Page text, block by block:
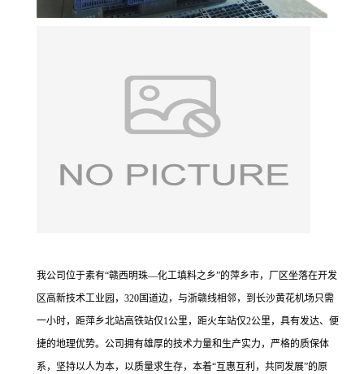
我公司位于素有“赣西明珠—化工填料之乡”的萍乡市，厂区坐落在开发
区高新技术工业园，320国道边，与浙赣线相邻，到长沙黄花机场只需
一小时，距萍乡北站高铁站仅1公里，距火车站仅2公里，具有发达、便
捷的地理优势。公司拥有雄厚的技术力量和生产实力，严格的质保体
系，坚持以人为本，以质量求生存，本着“互惠互利，共同发展”的原